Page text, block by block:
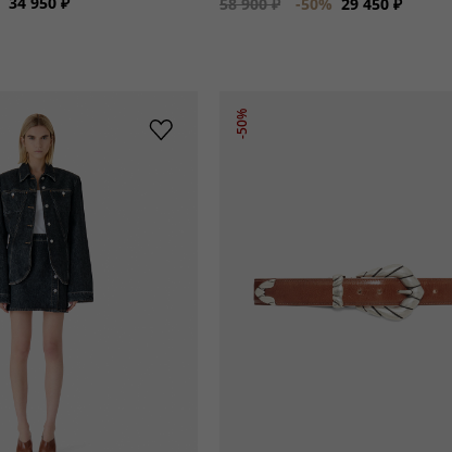
58 900 ₽
-50% 29 450 ₽
-50%